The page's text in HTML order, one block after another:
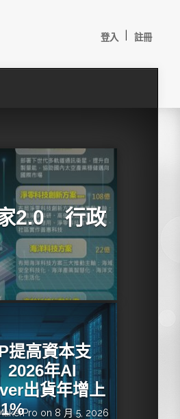
登入 註冊
：解鎖英特爾架構AI PC模型
2.0 行政
提高資本支
年AI
出貨年增上
on 8 月 5, 2026